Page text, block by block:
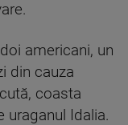
americani, un
din cauza
coasta
uraganul Idalia.